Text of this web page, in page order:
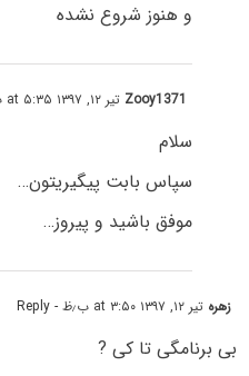
و هنوز شروع نشده
Zooy1371 تیر ۱۲, ۱۳۹۷ at ۵:۳۵ ب٫ظ
سلام
سپاس بابت پیگیریتون…
موفق باشید و پیروز…
زهره تیر ۱۲, ۱۳۹۷ at ۳:۵۰ ب٫ظ - Reply
بی برنامگی تا کی ?